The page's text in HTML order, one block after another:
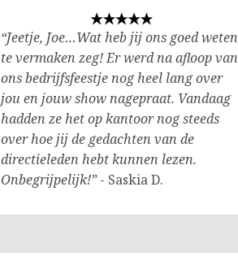
“Jeetje, Joe…Wat heb jij ons goed weten
te vermaken zeg! Er werd na afloop van
ons bedrijfsfeestje nog heel lang over
jou en jouw show nagepraat. Vandaag
hadden ze het op kantoor nog steeds
over hoe jij de gedachten van de
directieleden hebt kunnen lezen.
Onbegrijpelijk!”- Saskia D.